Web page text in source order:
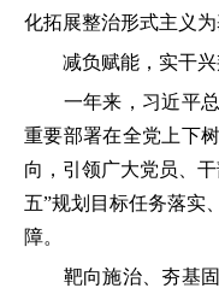
化拓展整治形式主义
减负赋能，实干兴
一年来，习近平总
重要部署在全党上下
向，引领广大党员、
五”规划目标任务落实
障。
靶向施治、夯基固